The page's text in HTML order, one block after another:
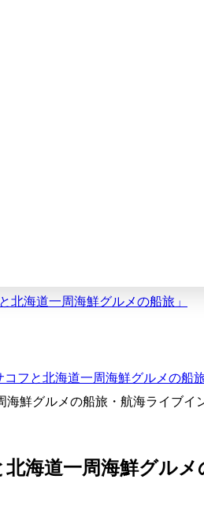
北海道一周海鮮グルメの船旅」
フと北海道一周海鮮グルメの船旅
鮮グルメの船旅・航海ライブイ
海道一周海鮮グル